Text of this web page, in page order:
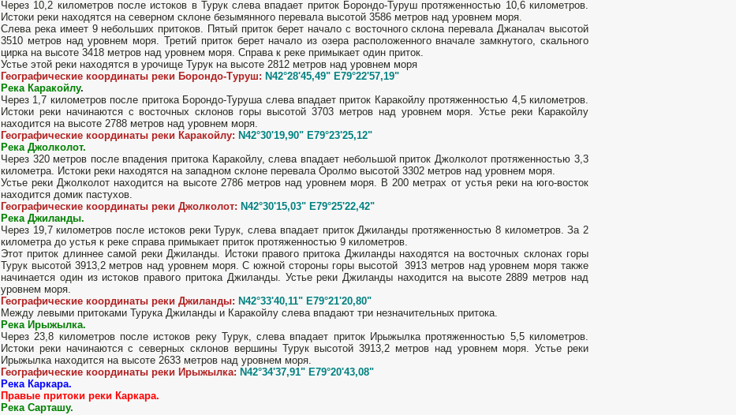
Через 10,2 километров после истоков в Турук слева впадает приток Борондо-Туруш протяженностью 10,6 километров.
Истоки реки находятся на северном склоне безымянного перевала высотой 3586 метров над уровнем моря.
Слева река имеет 9 небольших притоков. Пятый приток берет начало с восточного склона перевала Джаналач высотой
3510 метров над уровнем моря. Третий приток берет начало из озера расположенного вначале замкнутого, скального
цирка на высоте 3418 метров над уровнем моря. Справа к реке примыкает один приток.
Устье этой реки находятся в урочище Турук на высоте 2812 метров над уровнем моря
Географические координаты реки Борондо-Туруш: N42°28'45,49" E79°22'57,19"
Река Каракойлу.
Через 1,7 километров после притока Борондо-Туруша слева впадает приток Каракойлу протяженностью 4,5 километров.
Истоки реки начинаются с восточных склонов горы высотой 3703 метров над уровнем моря. Устье реки Каракойлу
находится на высоте 2788 метров над уровнем моря.
Географические координаты реки Каракойлу: N42°30'19,90" E79°23'25,12"
Река Джолколот.
Через 320 метров после впадения притока Каракойлу, слева впадает небольшой приток Джолколот протяженностью 3,3
километра. Истоки реки находятся на западном склоне перевала Оролмо высотой 3302 метров над уровнем моря.
Устье реки Джолколот находится на высоте 2786 метров над уровнем моря. В 200 метрах от устья реки на юго-восток
находится домик пастухов.
Географические координаты реки Джолколот: N42°30'15,03" E79°25'22,42"
Река Джиланды.
Через 19,7 километров после истоков реки Турук, слева впадает приток Джиланды протяженностью 8 километров. За 2
километра до устья к реке справа примыкает приток протяженностью 9 километров.
Этот приток длиннее самой реки Джиланды. Истоки правого притока Джиланды находятся на восточных склонах горы
Турук высотой 3913,2 метров над уровнем моря. С южной стороны горы высотой 3913 метров над уровнем моря также
начинается один из истоков правого притока Джиланды. Устье реки Джиланды находится на высоте 2889 метров над
уровнем моря.
Географические координаты реки Джиланды: N42°33'40,11" E79°21'20,80"
Между левыми притоками Турука Джиланды и Каракойлу слева впадают три незначительных притока.
Река Ирыжылка.
Через 23,8 километров после истоков реку Турук, слева впадает приток Ирыжылка протяженностью 5,5 километров.
Истоки реки начинаются с северных склонов вершины Турук высотой 3913,2 метров над уровнем моря. Устье реки
Ирыжылка находится на высоте 2633 метров над уровнем моря.
Географические координаты реки Ирыжылка: N42°34'37,91" E79°20'43,08"
Река Каркара.
Правые притоки реки Каркара.
Река Сарташу.